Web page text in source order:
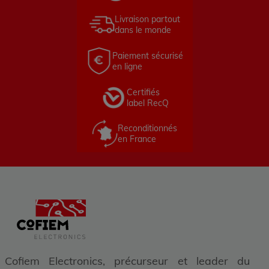
Livraison partout
dans le monde
Paiement sécurisé
en ligne
Certifiés
label RecQ
Reconditionnés
en France
Cofiem Electronics, précurseur et leader du